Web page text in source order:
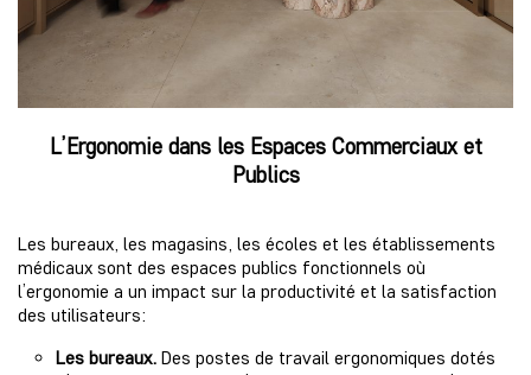
L’Ergonomie dans les Espaces Commerciaux et
Publics
Les bureaux, les magasins, les écoles et les établissements
médicaux sont des espaces publics fonctionnels où
l’ergonomie a un impact sur la productivité et la satisfaction
des utilisateurs:
Les bureaux. Des postes de travail ergonomiques dotés